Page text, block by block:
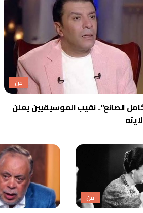
فن
الصانع”.. نقيب الموسيقيين يعلن
فن